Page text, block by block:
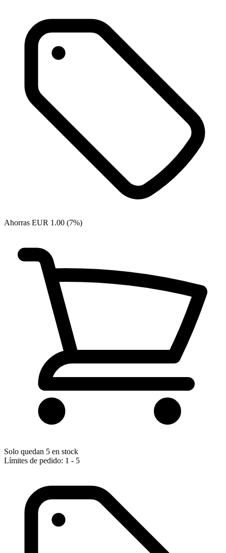
Ahorras EUR 1.00 (7%)
Solo quedan 5 en stock
Límites de pedido: 1 - 5